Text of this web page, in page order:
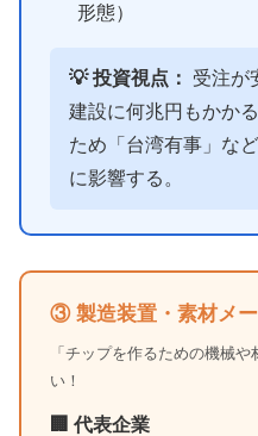
形態）
💡 投資視点：
受注が
建設に何兆円もかか
ため「台湾有事」な
に影響する。
③ 製造装置・素材メ
「チップを作るための機械
い！
🏢 代表企業